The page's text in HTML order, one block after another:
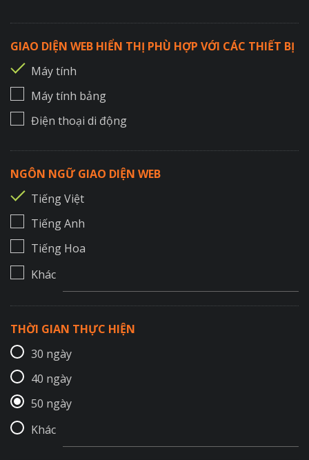
GIAO DIỆN WEB HIỂN THỊ PHÙ HỢP VỚI CÁC THIẾT BỊ
Máy tính
Máy tính bảng
Điện thoại di động
NGÔN NGỮ GIAO DIỆN WEB
Tiếng Việt
Tiếng Anh
Tiếng Hoa
Khác
THỜI GIAN THỰC HIỆN
30 ngày
40 ngày
50 ngày
Khác